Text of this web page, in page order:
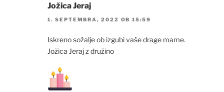
Jožica Jeraj
1. SEPTEMBRA, 2022 OB 15:59
Iskreno sožalje ob izgubi vaše drage mame.
Jožica Jeraj z družino